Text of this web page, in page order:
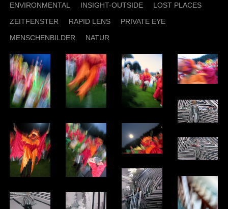
ENVIRONMENTAL
INSIGHT-OUTSIDE
LOST PLACES
ZEITFENSTER
RAPID LENS
PRIVATE EYE
MENSCHENBILDER
NATUR